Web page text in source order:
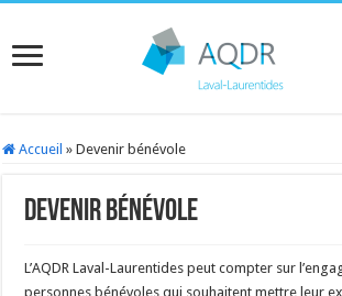
Accueil » Devenir bénévole
Devenir bénévole
L’AQDR Laval-Laurentides peut compter sur
personnes bénévoles qui souhaitent mettre leur